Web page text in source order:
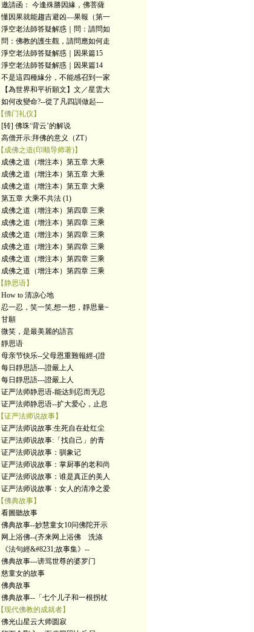
邀請函： 今逢殊勝因緣，佛菩薩
懂因果就能趨吉避凶—果報（第一
淨空老法師答疑解惑｜問：請問如
問：佛教的護生觀，請問應如何走
淨空老法師答疑解惑｜因果篇15
淨空老法師答疑解惑｜因果篇14
不是這四種緣分，不能感召到一家
【為世界和平祈願文】文／星雲大
如何改變命?--從了凡四訓做起---
【佛门礼仪】
[转] 佛珠‘背云’的解说
高僧开示:拜佛的意义（ZT）
【成佛之道(印顺导师著)】
成佛之道（增注本）第五章 大乘
成佛之道（增注本）第五章 大乘
成佛之道（增注本）第五章 大乘
第五章 大乘不共法 (1)
成佛之道（增注本）第四章 三乘
成佛之道（增注本）第四章 三乘
成佛之道（增注本）第四章 三乘
成佛之道（增注本）第四章 三乘
成佛之道（增注本）第四章 三乘
成佛之道（增注本）第四章 三乘
【静思语】
How to 清凉心地
忍一忍，笑一笑,想一想，靜思量~
甘願
微笑，是最美麗的語言
靜思语
母亲节快乐--父母恩重難報經-(證
每日靜思語---證嚴上人
每日靜思語---證嚴上人
证严法师静思语-能达到忍而无忍
证严法师静思语--扩大爱心，止息
【证严法师说故事】
证严法师说故事:生死自在处红尘
证严法师说故事:「找自己」的青
证严法师说故事：驯象记
证严法师说故事：掌厨事的老和尚
证严法师说故事：谁是真正的美人
证严法师说故事：女人的清净之爱
【佛典故事】
看圖聽故事
佛典故事--妙慧童女10问佛陀开示
网上浴佛--(齐来网上浴佛 洗涤
《法句經&#8231;故事集》--
佛典故事---谤骂世尊的婆罗门
慈童女的故事
佛典故事
佛典故事--「七个儿子和一根拐杖
【现代佛教的成就者】
佛光山星云大师圆寂